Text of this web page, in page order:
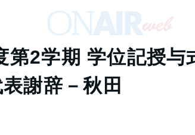
第2学期 学位記授与
謝辞－秋田